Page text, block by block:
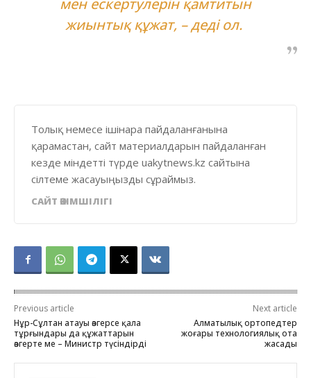
жиынтық құжат, – деді ол.
Толық немесе ішінара пайдаланғанына
қарамастан, сайт материалдарын пайдаланған
кезде міндетті түрде uakytnews.kz сайтына
сілтеме жасауыңызды сұраймыз.
САЙТ ӘКІМШІЛІГІ
Previous article
Нұр-Сұлтан атауы өзгерсе қала
тұрғындары да құжаттарын
өзгерте ме – Министр түсіндірді
Next article
Алматылық ортопедтер
жоғары технологиялық ота
жасады